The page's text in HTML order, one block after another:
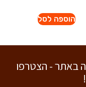
הוספה לסל
לרכישה באתר - הצטרפו